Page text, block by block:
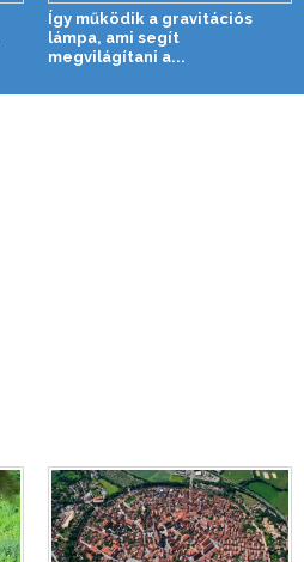
Így működik a gravitációs
lámpa, ami segít
megvilágítani a...